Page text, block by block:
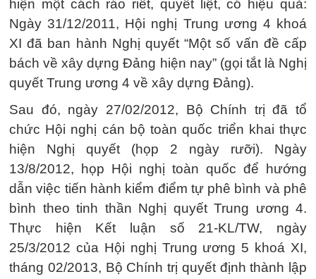
hiện một cách ráo riết, quyết liệt, có hiệu quả:
Ngày 31/12/2011, Hội nghị Trung ương 4 khoá
XI đã ban hành Nghị quyết “Một số vấn đề cấp
bách về xây dựng Đảng hiện nay” (gọi tắt là Nghị
quyết Trung ương 4 về xây dựng Đảng).
Sau đó, ngày 27/02/2012, Bộ Chính trị đã tổ
chức Hội nghị cán bộ toàn quốc triển khai thực
hiện Nghị quyết (họp 2 ngày rưỡi). Ngày
13/8/2012, họp Hội nghị toàn quốc để hướng
dẫn việc tiến hành kiểm điểm tự phê bình và phê
bình theo tinh thần Nghị quyết Trung ương 4.
Thực hiện Kết luận số 21-KL/TW, ngày
25/3/2012 của Hội nghị Trung ương 5 khoá XI,
tháng 02/2013, Bộ Chính trị quyết định thành lập